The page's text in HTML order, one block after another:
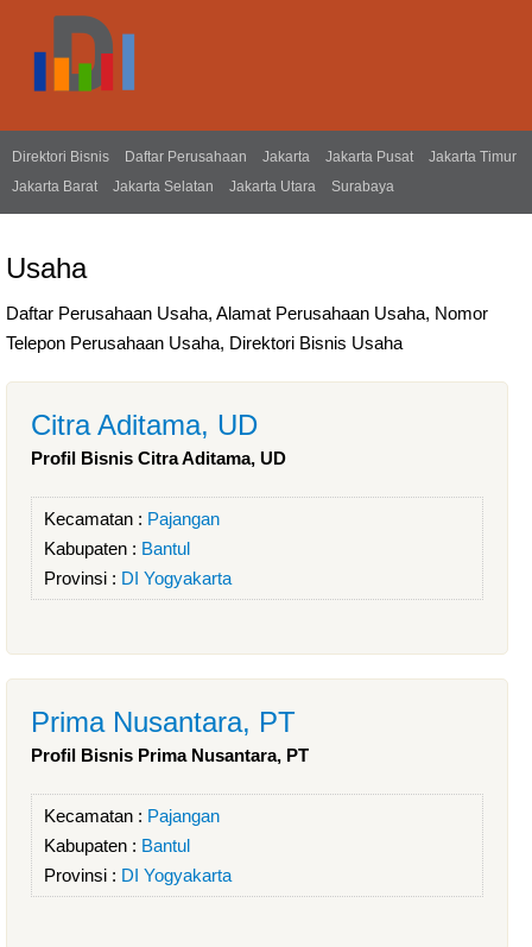
Direktori Bisnis Daftar Perusahaan Jakarta Jakarta Pusat
Jakarta Timur
Jakarta Barat
Jakarta Selatan Jakarta Utara Surabaya
Usaha
Daftar Perusahaan Usaha, Alamat Perusahaan Usaha, Nomor
Telepon Perusahaan Usaha, Direktori Bisnis Usaha
Citra Aditama, UD
Profil Bisnis Citra Aditama, UD
Kecamatan : Pajangan
Kabupaten : Bantul
Provinsi : DI Yogyakarta
Prima Nusantara, PT
Profil Bisnis Prima Nusantara, PT
Kecamatan : Pajangan
Kabupaten : Bantul
Provinsi : DI Yogyakarta